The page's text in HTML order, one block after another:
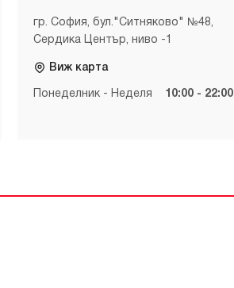
гр. София, бул."Ситняково" №48,
Сердика Център, ниво -1
Виж карта
Понеделник - Неделя 10:00 - 22:00